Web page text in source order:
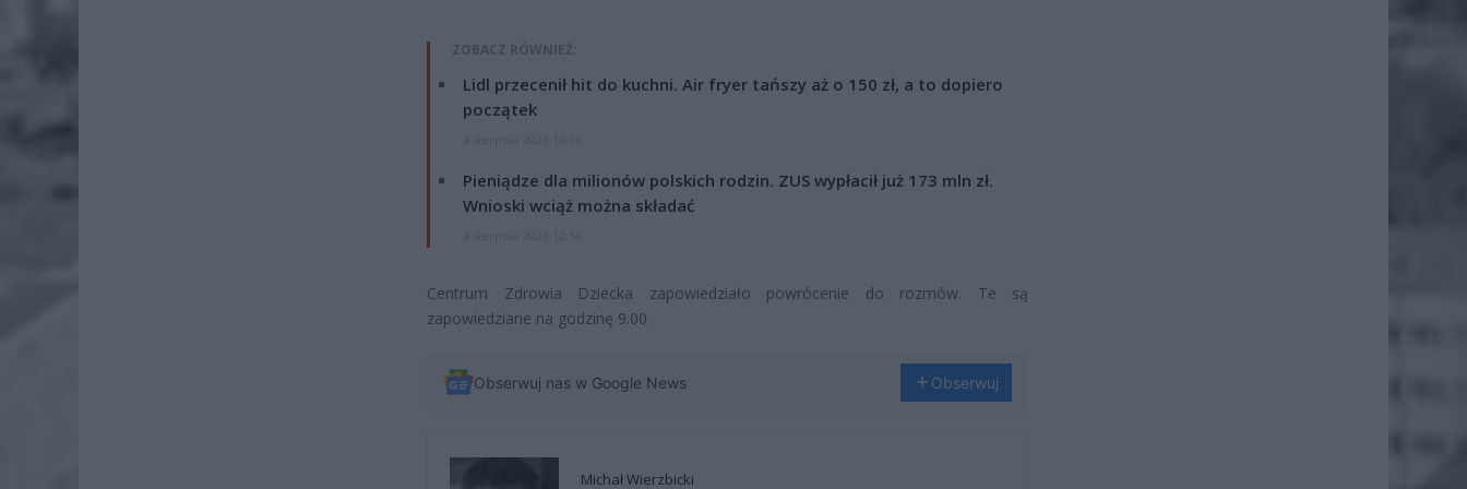
ZOBACZ RÓWNIEŻ:
Lidl przecenił hit do kuchni. Air fryer tańszy aż o 150 zł, a to dopiero
początek
Pieniądze dla milionów polskich rodzin. ZUS wypłacił już 173 mln zł.
Wnioski wciąż można składać
Centrum Zdrowia Dziecka zapowiedziało powrócenie do rozmów. Te są
zapowiedziane na godzinę 9.00.
Obserwuj nas w Google News Obserwuj
Michał Wierzbicki